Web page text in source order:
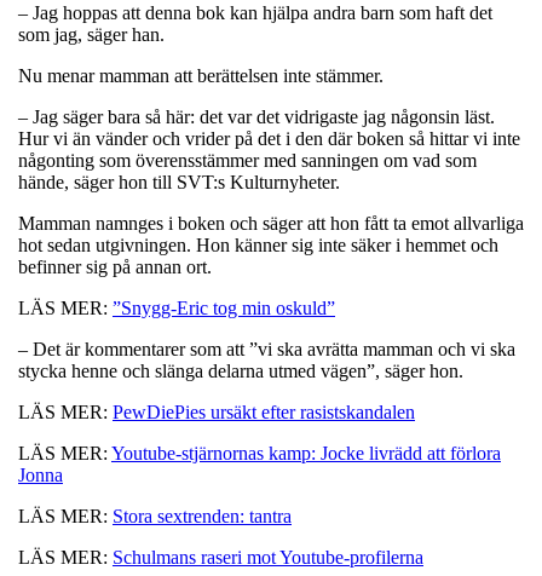
– Jag hoppas att denna bok kan hjälpa andra barn som haft det
som jag, säger han.
Nu menar mamman att berättelsen inte stämmer.
– Jag säger bara så här: det var det vidrigaste jag någonsin läst.
Hur vi än vänder och vrider på det i den där boken så hittar vi inte
någonting som överensstämmer med sanningen om vad som
hände, säger hon till SVT:s Kulturnyheter.
Mamman namnges i boken och säger att hon fått ta emot allvarliga
hot sedan utgivningen. Hon känner sig inte säker i hemmet och
befinner sig på annan ort.
LÄS MER: ”Snygg-Eric tog min oskuld”
– Det är kommentarer som att ”vi ska avrätta mamman och vi ska
stycka henne och slänga delarna utmed vägen”, säger hon.
LÄS MER: PewDiePies ursäkt efter rasistskandalen
LÄS MER: Youtube-stjärnornas kamp: Jocke livrädd att förlora
Jonna
LÄS MER: Stora sextrenden: tantra
LÄS MER: Schulmans raseri mot Youtube-profilerna